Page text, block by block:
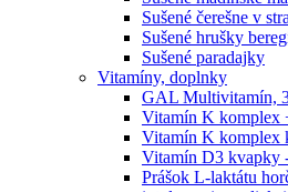
Sušené čerešne v
Sušené hrušky
Sušené paradajky
Vitamíny, doplnky
GAL Multivitamín, 3
Vitamín K komplex
Vitamín K komplex
Vitamín D3 kvapky
Prášok L-laktátu